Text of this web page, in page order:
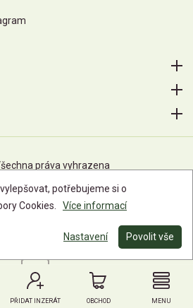
PŘIDAT INZERÁT OBCHOD MENU
práva vyhrazena
potřebujeme si o
Cookies.
Více informací
Nastavení Povolit vše